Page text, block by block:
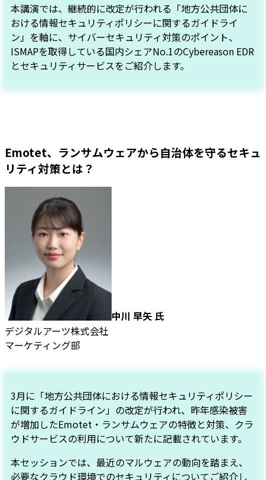
本講演では、継続的に改定が行われる「地方公共団体に
おける情報セキュリティポリシーに関するガイドライ
ン」を軸に、サイバーセキュリティ対策のポイント、
ISMAPを取得している国内シェアNo.1のCybereason EDR
とセキュリティサービスをご紹介します。
Emotet、ランサムウェアから自治体を守るセキュ
リティ対策とは？
中川 早矢 氏
デジタルアーツ株式会社
マーケティング部
3月に「地方公共団体における情報セキュリティポリシー
に関するガイドライン」の改定が行われ、昨年感染被害
が増加したEmotet・ランサムウェアの特徴と対策、クラ
ウドサービスの利用について新たに記載されています。
本セッションでは、最近のマルウェアの動向を踏まえ、
必要なクラウド環境でのセキュリティについてご紹介し